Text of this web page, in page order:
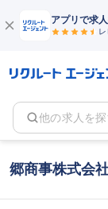
アプリで求
他の求人を
郷商事株式会